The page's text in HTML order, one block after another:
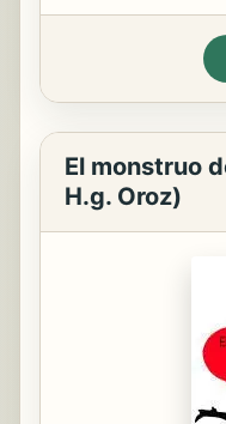
El monstruo
H.g. Oroz)